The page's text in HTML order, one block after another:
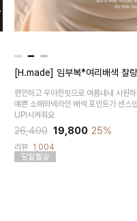
[H.made] 임부복*여리배색 찰
편안하고 우아한핏으로 여름내내 시원
예쁜 소매와넥라인 배색 포인트가 센스
UP!시켜줘요
26,400 19,800 25%
리뷰 1,004